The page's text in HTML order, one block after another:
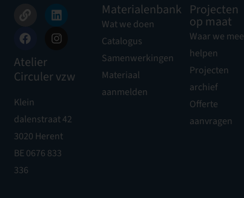
Atelier
Circuler vzw
Klein
dalenstraat 42
3020 Herent
BE 0676 833
336
Materialenbank
Wat we doen
Catalogus
Samenwerkingen
Materiaal
aanmelden
Projecten
op maat
Waar we mee
helpen
Projecten
archief
Offerte
aanvragen